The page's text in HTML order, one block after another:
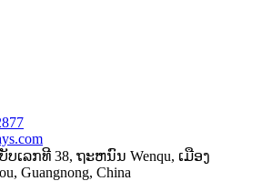
ເລກທີ 38, ຖະຫນົນ Wenqu, ເມືອງ
Guangnong, China